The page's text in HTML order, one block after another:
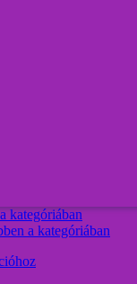
kategóriában
a kategóriában